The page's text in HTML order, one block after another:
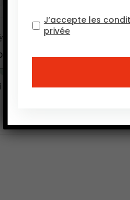
majeures de
européen.
J’accepte les
privée